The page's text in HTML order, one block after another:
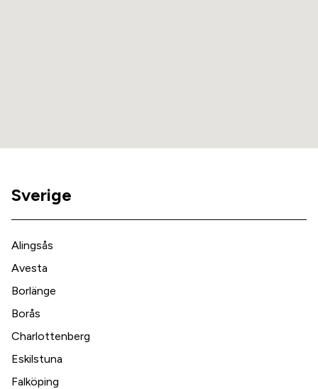
Sverige
Alingsås
Avesta
Borlänge
Borås
Charlottenberg
Eskilstuna
Falköping